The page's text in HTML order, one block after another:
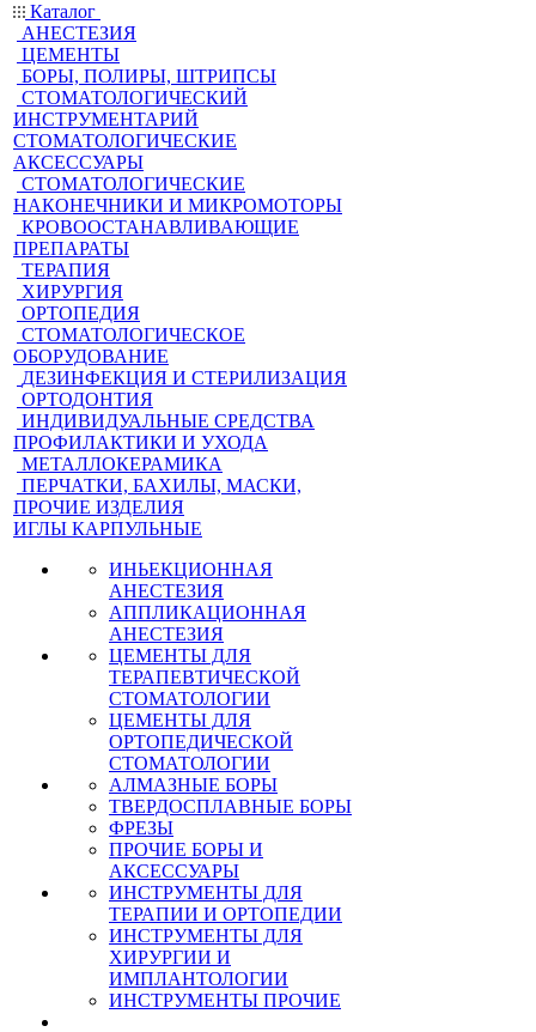
Каталог
АНЕСТЕЗИЯ
ЦЕМЕНТЫ
БОРЫ, ПОЛИРЫ, ШТРИПСЫ
СТОМАТОЛОГИЧЕСКИЙ
ИНСТРУМЕНТАРИЙ
СТОМАТОЛОГИЧЕСКИЕ
АКСЕССУАРЫ
СТОМАТОЛОГИЧЕСКИЕ
НАКОНЕЧНИКИ И МИКРОМОТОРЫ
КРОВООСТАНАВЛИВАЮЩИЕ
ПРЕПАРАТЫ
ТЕРАПИЯ
ХИРУРГИЯ
ОРТОПЕДИЯ
СТОМАТОЛОГИЧЕСКОЕ
ОБОРУДОВАНИЕ
ДЕЗИНФЕКЦИЯ И СТЕРИЛИЗАЦИЯ
ОРТОДОНТИЯ
ИНДИВИДУАЛЬНЫЕ СРЕДСТВА
ПРОФИЛАКТИКИ И УХОДА
МЕТАЛЛОКЕРАМИКА
ПЕРЧАТКИ, БАХИЛЫ, МАСКИ,
ПРОЧИЕ ИЗДЕЛИЯ
ИГЛЫ КАРПУЛЬНЫЕ
ИНЬЕКЦИОННАЯ
АНЕСТЕЗИЯ
АППЛИКАЦИОННАЯ
АНЕСТЕЗИЯ
ЦЕМЕНТЫ ДЛЯ
ТЕРАПЕВТИЧЕСКОЙ
СТОМАТОЛОГИИ
ЦЕМЕНТЫ ДЛЯ
ОРТОПЕДИЧЕСКОЙ
СТОМАТОЛОГИИ
АЛМАЗНЫЕ БОРЫ
ТВЕРДОСПЛАВНЫЕ БОРЫ
ФРЕЗЫ
ПРОЧИЕ БОРЫ И
АКСЕССУАРЫ
ИНСТРУМЕНТЫ ДЛЯ
ТЕРАПИИ И ОРТОПЕДИИ
ИНСТРУМЕНТЫ ДЛЯ
ХИРУРГИИ И
ИМПЛАНТОЛОГИИ
ИНСТРУМЕНТЫ ПРОЧИЕ